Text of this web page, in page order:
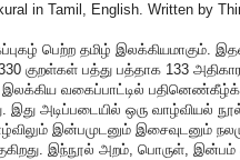
in Tamil, English. Written by
பெற்ற தமிழ் இலக்கியமாகும்.
குறள்கள் பத்து பத்தாக 133
இலக்கிய வகைப்பாட்டில்
இது அடிப்படையில் ஒரு வாழ்வியல்
வாழ்விலும் இன்பமுடனும் இசைவுடனும்
இந்நூல் அறம், பொருள், இன்பம்